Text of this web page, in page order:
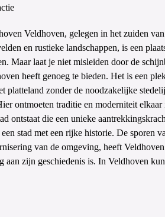
Veldhoven, gelegen in het zuiden
en rustieke landschappen, is een
Maar laat je niet misleiden door de
heeft genoeg te bieden. Het is een
platteland zonder de noodzakelijke
ontmoeten traditie en moderniteit elkaar
ontstaat die een unieke
stad met een rijke historie. De
van de omgeving, heeft
aan zijn geschiedenis is. In Veldhoven